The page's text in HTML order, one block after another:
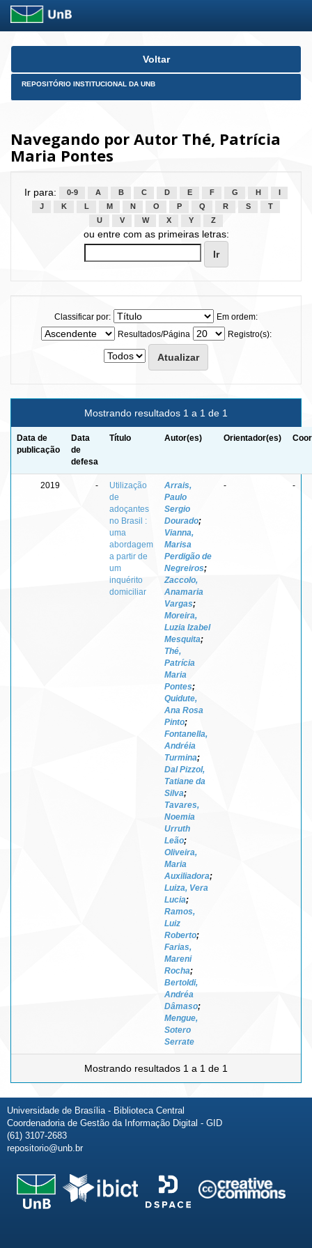
Skip
Voltar
REPOSITÓRIO INSTITUCIONAL DA UNB
Navegando por Autor Thé, Patrícia
Maria Pontes
Ir para: 0-9 A B C D E F G H
J
K L M N O P Q R S
T
U
V W X Y Z
ou entre com as primeiras letras:
Classificar por:
Em ordem:
Resultados/Página
Registro(s):
Mostrando resultados 1 a 1 de 1
Data de
publicação
Data
de
defesa
Título Autor(es) Orientador(es)
2019 -
Utilização
de
adoçantes
no Brasil :
uma
abordagem
a partir de
um
inquérito
domiciliar
Arrais,
Paulo
Sergio
Dourado;
Vianna,
Marisa
Perdigão de
Negreiros;
Zaccolo,
Anamaria
Vargas;
Moreira,
Luzia Izabel
Mesquita;
Thé,
Patrícia
Maria
Pontes;
Quidute,
Ana Rosa
Pinto;
Fontanella,
Andréia
Turmina;
Dal Pizzol,
Tatiane da
Silva;
Tavares,
Noemia
Urruth
Leão;
Oliveira,
Maria
Auxiliadora;
Luiza, Vera
Lucia;
Ramos,
Luiz
Roberto;
Farias,
Mareni
Rocha;
Bertoldi,
Andréa
Dâmaso;
Mengue,
Sotero
Serrate
- -
Mostrando resultados 1 a 1 de 1
Universidade de Brasília - Biblioteca Central
Coordenadoria de Gestão da Informação Digital - GID
(61) 3107-2683
repositorio@unb.br